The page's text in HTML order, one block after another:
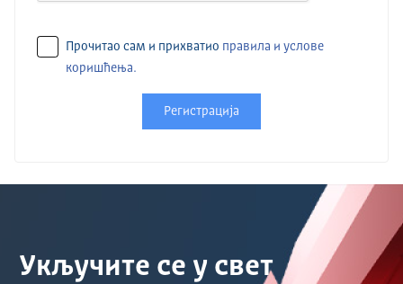
Прочитао сам и прихватио правила и услове
коришћења.
Регистрација
Укључите се у свет